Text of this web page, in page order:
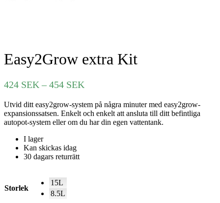
Easy2Grow extra Kit
424 SEK – 454 SEK
till
454 SEK
Utvid ditt easy2grow-system på några minuter med easy2grow-
expansionssatsen. Enkelt och enkelt att ansluta till ditt befintliga
autopot-system eller om du har din egen vattentank.
I lager
Kan skickas idag
30 dagars returrätt
Storlek
15L
8.5L